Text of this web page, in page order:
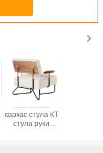
каркас стула КТ
стула руки